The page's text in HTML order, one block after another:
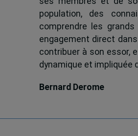
population, des
comprendre les grands
engagement direct
contribuer à son essor,
dynamique et impliquée
Bernard Derome